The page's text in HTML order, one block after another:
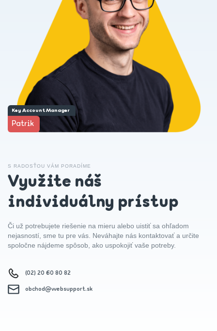
Key Account Manager
Patrik
S RADOSŤOU VÁM PORADÍME
Využite náš
individuálny prístup
Či už potrebujete riešenie na mieru alebo uistiť sa ohľadom
nejasností, sme tu pre vás. Neváhajte nás kontaktovať a určite
spoločne nájdeme spôsob, ako uspokojiť vaše potreby.
(02) 20 60 80 82
obchod@websupport.sk